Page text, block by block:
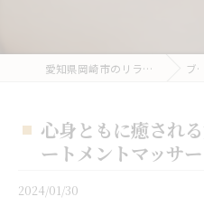
愛知県岡崎市のリラクゼーションならMUCHA SUERTE ブログ
心身ともに癒され
ートメントマッサ
2024/01/30